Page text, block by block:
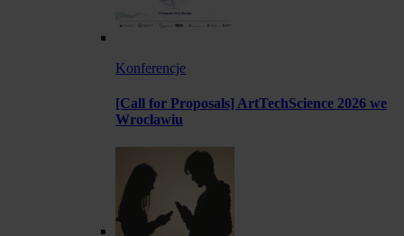
Konferencje
[Call for Proposals] ArtTechScience 2026 we
Wrocławiu